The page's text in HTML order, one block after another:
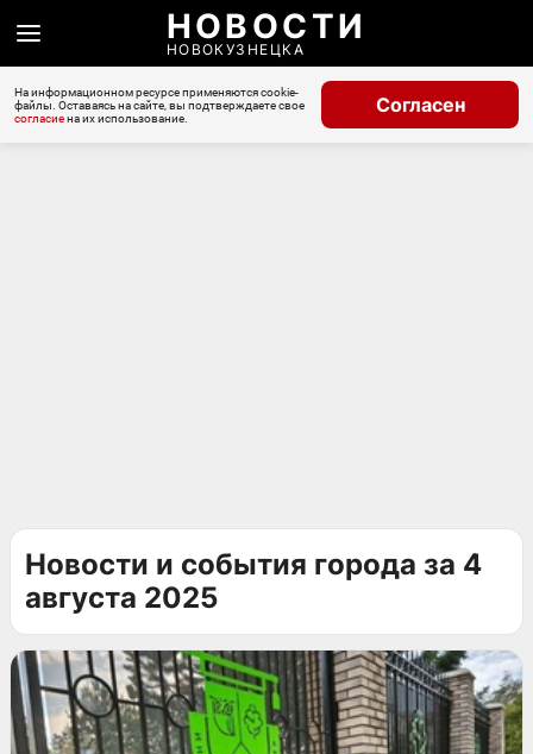
НОВОСТИ
НОВОКУЗНЕЦКА
На информационном ресурсе применяются cookie-
файлы. Оставаясь на сайте, вы подтверждаете свое
согласиена их использование.
Согласен
Новости и события города за 4
августа 2025